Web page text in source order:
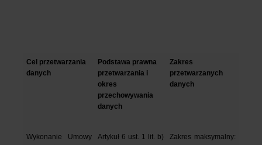
Cel przetwarzania
danych
Podstawa prawna
przetwarzania i
okres
przechowywania
danych
Zakres
przetwarzanych
danych
Wykonanie Umowy
Artykuł 6 ust. 1 lit. b)
Zakres maksymalny: